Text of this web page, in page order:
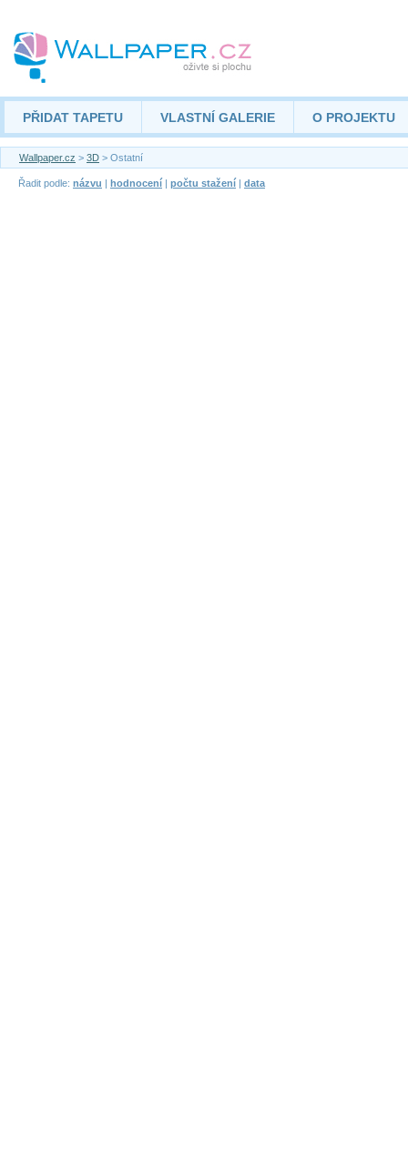
PŘIDAT TAPETU VLASTNÍ GALERIE O PROJEKTU
Wallpaper.cz > 3D > Ostatní
Řadit podle: názvu | hodnocení | počtu stažení | data